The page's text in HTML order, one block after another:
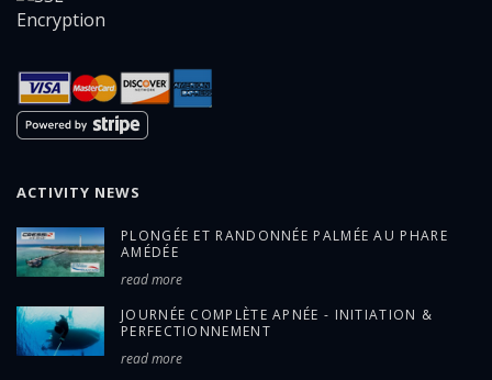
ACTIVITY NEWS
PLONGÉE ET RANDONNÉE PALMÉE AU PHARE
AMÉDÉE
read more
JOURNÉE COMPLÈTE APNÉE - INITIATION &
PERFECTIONNEMENT
read more